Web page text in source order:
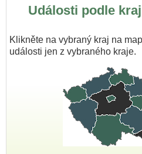
Události podle
Klikněte na vybraný kraj na
události jen z vybraného kraje.